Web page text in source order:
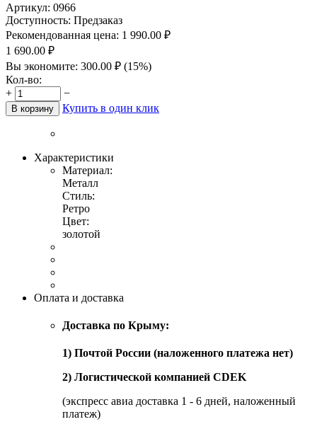
Артикул: 0966
Доступность: Предзаказ
Рекомендованная цена: 1 990.00 ₽
1 690.00 ₽
Вы экономите: 300.00 ₽ (15%)
Кол-во:
+
−
В корзину Купить в один клик
Характеристики
Материал:
Металл
Стиль:
Ретро
Цвет:
золотой
Оплата и доставка
Доставка по Крыму:
1) Почтой России (наложенного платежа нет)
2) Логистической компанией CDEK
(экспресс авиа доставка 1 - 6 дней, наложенный
платеж)